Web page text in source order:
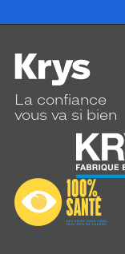
La confiance
vous va si bien